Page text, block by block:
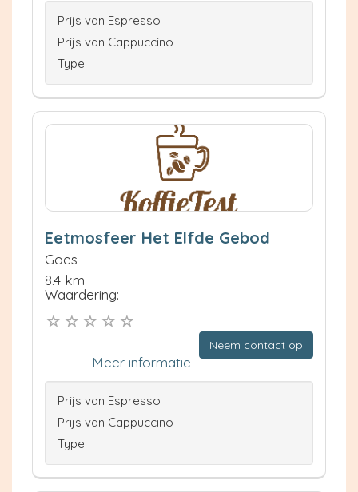
Prijs van Espresso
Prijs van Cappuccino
Type
Eetmosfeer Het Elfde Gebod
Goes
8.4 km
Waardering:
Neem contact op
Meer informatie
Prijs van Espresso
Prijs van Cappuccino
Type